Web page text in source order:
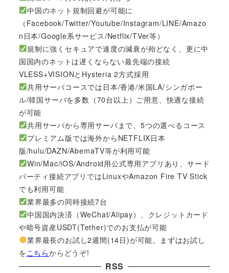
中国のネット規制回避が可能に
（Facebook/Twitter/Youtube/Instagram/LINE/Amazo
n日本/Google系サービス/Netflix/TVer等）
規制に強くセキュアで速度の減衰が殆どなく、更に中
国国内のネットは遅くならない最先端の接続
VLESS+VISIONとHysteria 2方式採用
共用サーバコースでは日本/香港/米国LA/シンガポー
ル/韓国サーバを多数（70台以上）ご用意、快適な接続
が可能
共用サーバから専用サーバまで、5つの選べるコース
プレミアム版では海外からNETFLIX日本
版/hulu/DAZN/AbemaTV等が利用可能
Win/Mac/iOS/Android用公式専用アプリあり、サード
パーティ接続アプリではLinuxやAmazon Fire TV Stick
でも利用可能
業界最多の同時接続7台
中国国内決済（WeChat/Alipay）、クレジットカード
や暗号資産USDT(Tether)でのお支払が可能
業界最長のお試し2週間(14日)が可能。まずはお試し
をこちらからどうぞ!
RSS